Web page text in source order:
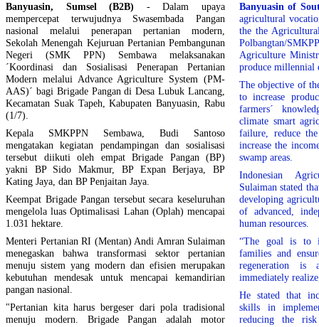
Banyuasin, Sumsel (B2B) - Dalam upaya
mempercepat terwujudnya Swasembada Pangan
nasional melalui penerapan pertanian modern,
Sekolah Menengah Kejuruan Pertanian Pembangunan
Negeri (SMK PPN) Sembawa melaksanakan
´Koordinasi dan Sosialisasi Penerapan Pertanian
Modern melalui Advance Agriculture System (PM-
AAS)´ bagi Brigade Pangan di Desa Lubuk Lancang,
Kecamatan Suak Tapeh, Kabupaten Banyuasin, Rabu
(1/7).
Kepala SMKPPN Sembawa, Budi Santoso
mengatakan kegiatan pendampingan dan sosialisasi
tersebut diikuti oleh empat Brigade Pangan (BP)
yakni BP Sido Makmur, BP Expan Berjaya, BP
Kating Jaya, dan BP Penjaitan Jaya.
Keempat Brigade Pangan tersebut secara keseluruhan
mengelola luas Optimalisasi Lahan (Oplah) mencapai
1.031 hektare.
Menteri Pertanian RI (Mentan) Andi Amran Sulaiman
menegaskan bahwa transformasi sektor pertanian
menuju sistem yang modern dan efisien merupakan
kebutuhan mendesak untuk mencapai kemandirian
pangan nasional.
"Pertanian kita harus bergeser dari pola tradisional
menuju modern. Brigade Pangan adalah motor
Banyuasin of
agricultural
the the
Polbangtan/
Agriculture
produce millennial
The objective of
to increase
farmers´
climate smart
failure, reduce
increase the
swamp areas.
Indonesian
Sulaiman stated
developing
of advanced,
human resources.
“The goal is to
families and
regeneration is
immediately
He stated that
skills in
reducing the